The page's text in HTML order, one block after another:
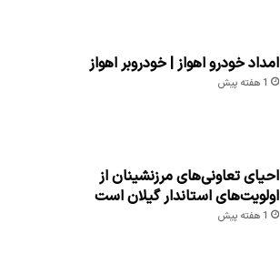
امداد خودرو اهواز | خودروبر اهواز
1 هفته پیش
احیای تعاونی‌های مرزنشینان از
اولویت‌های استاندار گیلان است
1 هفته پیش